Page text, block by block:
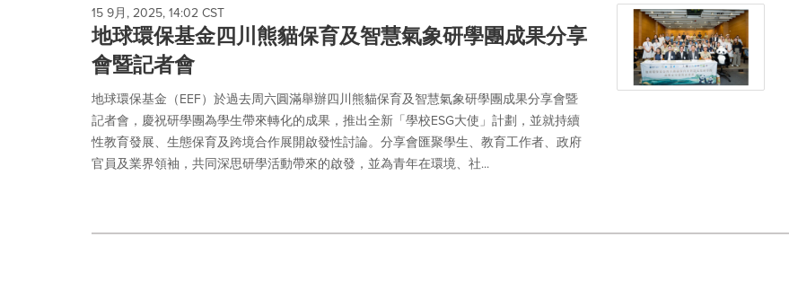
15 9月, 2025, 14:02 CST
地球環保基金四川熊貓保育及智慧氣象研學團成果分享
會暨記者會
地球環保基金（EEF）於過去周六圓滿舉辦四川熊貓保育及智慧氣象研學團成果分享會暨
記者會，慶祝研學團為學生帶來轉化的成果，推出全新「學校ESG大使」計劃，並就持續
性教育發展、生態保育及跨境合作展開啟發性討論。分享會匯聚學生、教育工作者、政府
官員及業界領袖，共同深思研學活動帶來的啟發，並為青年在環境、社...